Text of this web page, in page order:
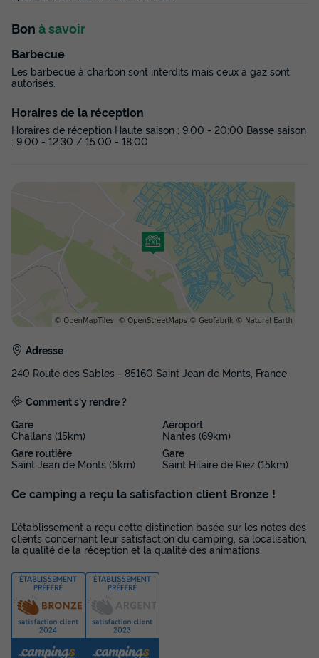
MOBILHOME 4 personnes - Grand Cottage
Confort - Terrasse intégrée couverte
Récent
Surface
29m²
Adultes Chambres
2
Salle de bain
1
Terrasse couverte
Réfrigérateur
Salon de jardin
Chauffage
+ 2
MOBILHOME 4 personnes - Grand Cottage Confort -
Terrasse intégrée couverte
du29/08/2026au 05/09/2026
Meilleur prix pour 7 nuits
Modifier les dates
190 €
MOBILHOME 6 personnes - Cottage
Bon à savoir
Barbecue
Les barbecue à charbon sont interdits mais ceux à gaz sont
autorisés.
Horaires de la réception
Horaires de réception Haute saison : 9:00 - 20:00 Basse saison
: 9:00 - 12:30 / 15:00 - 18:00
Adresse
240 Route des Sables - 85160 Saint Jean de Monts, France
Comment s'y rendre ?
Gare
Challans (15km)
Aéroport
Nantes (69km)
Gare routière
Saint Jean de Monts (5km)
Gare
Saint Hilaire de Riez (15km)
Ce camping a reçu la satisfaction client Bronze !
L’établissement a reçu cette distinction basée sur les notes des
clients concernant leur satisfaction du camping, sa localisation,
la qualité de la réception et la qualité des animations.